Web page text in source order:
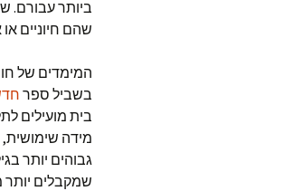
ביותר עבורם.
שהם חיוניים
המימדים של
בשביל ספר
בית מועילים
מידה שימושית,
גבוהים יותר
שמקבלים יותר